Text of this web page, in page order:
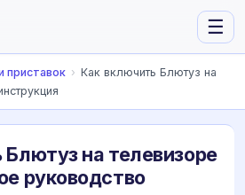
☰
приставок › Как включить Блютуз на
на телевизоре
руководство